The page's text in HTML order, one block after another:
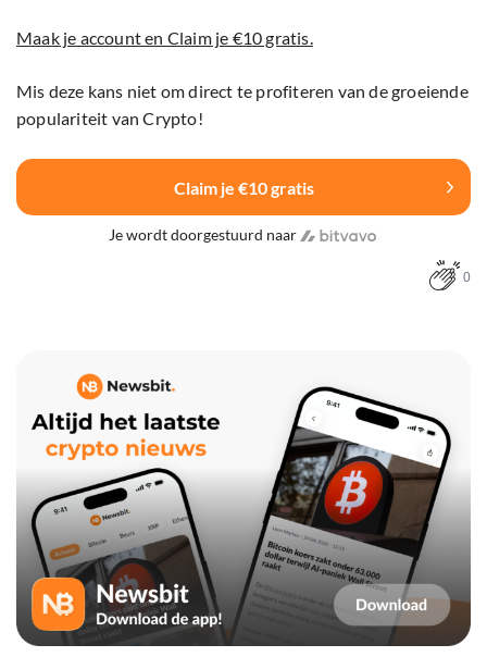
Maak je account en Claim je €10 gratis.
Mis deze kans niet om direct te profiteren van de groeiende
populariteit van Crypto!
Claim je €10 gratis
Je wordt doorgestuurd naar
0